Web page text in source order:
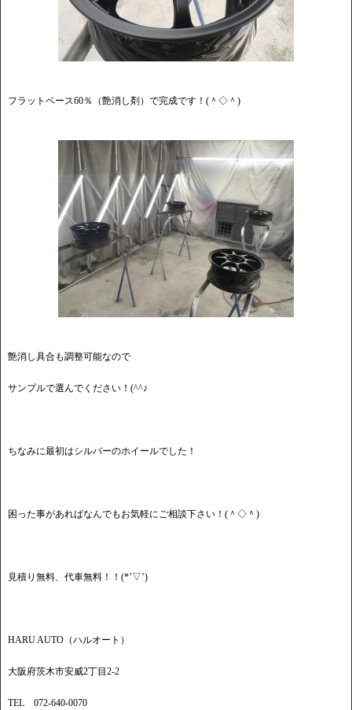
フラットベース60％（艶消し剤）で完成です！(＾◇＾)
艶消し具合も調整可能なので
サンプルで選んでください！(^^♪
ちなみに最初はシルバーのホイールでした！
困った事があればなんでもお気軽にご相談下さい！(＾◇＾)
見積り無料、代車無料！！(*’▽’)
HARU AUTO（ハルオート）
大阪府茨木市安威2丁目2-2
TEL 072-640-0070